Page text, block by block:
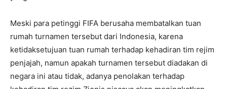
Meski para petinggi FIFA berusaha membatalkan tuan
rumah turnamen tersebut dari Indonesia, karena
ketidaksetujuan tuan rumah terhadap kehadiran tim rejim
penjajah, namun apakah turnamen tersebut diadakan di
negara ini atau tidak, adanya penolakan terhadap